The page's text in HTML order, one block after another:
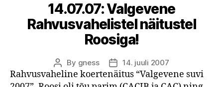
14.07.07: Valgevene
Rahvusvahelistel näitustel
Roosiga!
Post
author
By gness
Post
date
14. juuli 2007
Rahvusvaheline koertenäitus “Valgevene suvi